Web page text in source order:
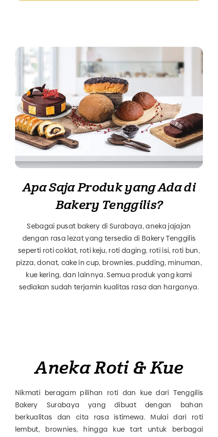
Apa Saja Produk yang Ada di
Bakery Tenggilis?
Sebagai pusat bakery di Surabaya, aneka jajajan
dengan rasa lezat yang tersedia di Bakery Tenggilis
seperti roti coklat, roti keju, roti daging, roti isi, roti bun,
pizza, donat, cake in cup, brownies, pudding, minuman,
kue kering, dan lainnya. Semua produk yang kami
sediakan sudah terjamin kualitas rasa dan harganya.
Aneka Roti & Kue
Nikmati beragam pilihan roti dan kue dari Tenggilis
Bakery Surabaya yang dibuat dengan bahan
berkualitas dan cita rasa istimewa. Mulai dari roti
lembut, brownies, hingga kue tart untuk berbagai